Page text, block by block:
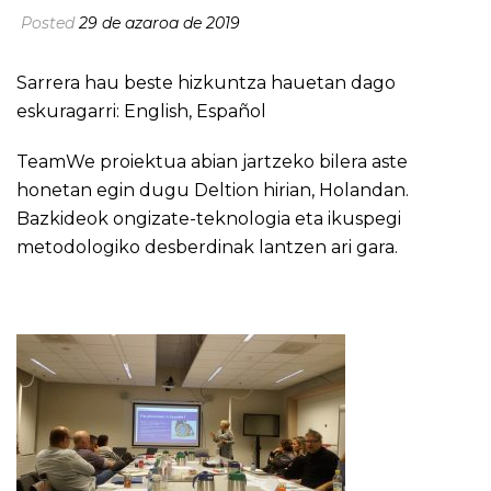
Posted29 de azaroa de 2019
Sarrera hau beste hizkuntza hauetan dago
eskuragarri: English, Español
TeamWe proiektua abian jartzeko bilera aste
honetan egin dugu Deltion hirian, Holandan.
Bazkideok ongizate-teknologia eta ikuspegi
metodologiko desberdinak lantzen ari gara.